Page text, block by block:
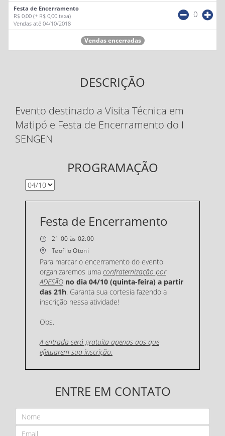
Festa de Encerramento
R$ 0,00 (+ R$ 0,00 taxa)
Vendas até 04/10/2018
0
Vendas encerradas
DESCRIÇÃO
Evento destinado a Visita Técnica em
Matipó e Festa de Encerramento do I
SENGEN
PROGRAMAÇÃO
Festa de Encerramento
21:00 às 02:00
Teofilo Otoni
Para marcar o encerramento do evento
organizaremos uma confraternização por
ADESÃO no dia 04/10 (quinta-feira) a partir
das 21h. Garanta sua cortesia fazendo a
inscrição nessa atividade!
Obs.
A entrada será gratuita apenas aos que
efetuarem sua inscrição.
ENTRE EM CONTATO